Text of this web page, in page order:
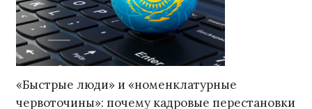
«Быстрые люди» и «номенклатурные
червоточины»: почему кадровые перестановки